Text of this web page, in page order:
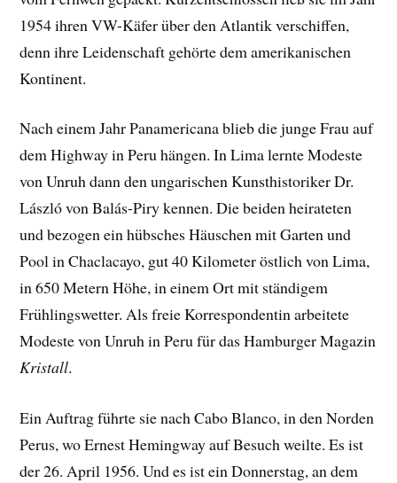
1954 ihren VW-Käfer über den Atlantik verschiffen,
denn ihre Leidenschaft gehörte dem amerikanischen
Kontinent.
Nach einem Jahr Panamericana blieb die junge Frau auf
dem Highway in Peru hängen. In Lima lernte Modeste
von Unruh dann den ungarischen Kunsthistoriker Dr.
László von Balás-Piry kennen. Die beiden heirateten
und bezogen ein hübsches Häuschen mit Garten und
Pool in Chaclacayo, gut 40 Kilometer östlich von Lima,
in 650 Metern Höhe, in einem Ort mit ständigem
Frühlingswetter. Als freie Korrespondentin arbeitete
Modeste von Unruh in Peru für das Hamburger Magazin
Kristall.
Ein Auftrag führte sie nach Cabo Blanco, in den Norden
Perus, wo Ernest Hemingway auf Besuch weilte. Es ist
der 26. April 1956. Und es ist ein Donnerstag, an dem